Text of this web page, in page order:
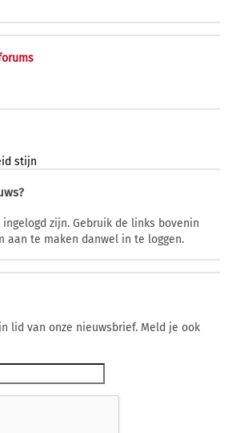
stijn
zijn. Gebruik de links bovenin
aan te maken danwel in te loggen.
lid van onze nieuwsbrief. Meld je ook